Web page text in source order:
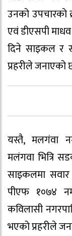
उनको उपचारको
एवं डीएसपी
दिने साइकल र
प्रहरीले जनाएको
यस्तै, मलगंवा
मलंगवा भित्रि
साइकलमा
पीएफ १०७४
कविलासी
भएको प्रहरीले